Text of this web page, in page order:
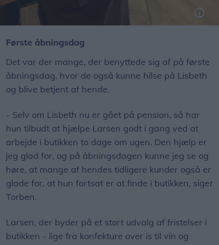
Første åbningsdag
Det var der mange, der benyttede sig af på første
åbningsdag, hvor de også kunne hilse på Lisbeth
og blive betjent af hende.
- Selv om Lisbeth nu er gået på pension, så har
hun tilbudt at hjælpe Larsen godt i gang ved at
arbejde i butikken to dage om ugen. Den hjælp er
jeg glad for, og på åbningsdagen kunne jeg se og
høre, at mange af hendes tidligere kunder også er
glade for, at hun fortsat er at finde i butikken, siger
Torben.
Larsen, der byder på et stort udvalg af fristelser i
butikken - lige fra konfekture over is til vin og